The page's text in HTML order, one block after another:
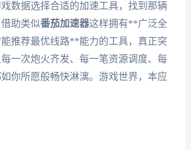
数据选择合适的加速工具，找到那辆
助类似番茄加速器这样拥有**广泛全
推荐最优线路**能力的工具，真正突
一次炮火齐发、每一笔资源调度、每
你所愿般畅快淋漓。游戏世界，本应